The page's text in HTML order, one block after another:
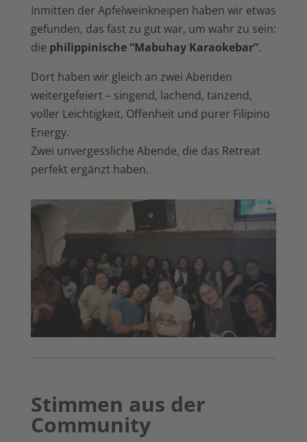
Inmitten der Apfelweinkneipen haben wir etwas
gefunden, das fast zu gut war, um wahr zu sein:
die philippinische “Mabuhay Karaokebar”.
Dort haben wir gleich an zwei Abenden
weitergefeiert – singend, lachend, tanzend,
voller Leichtigkeit, Offenheit und purer Filipino
Energy.
Zwei unvergessliche Abende, die das Retreat
perfekt ergänzt haben.
Stimmen aus der
Community